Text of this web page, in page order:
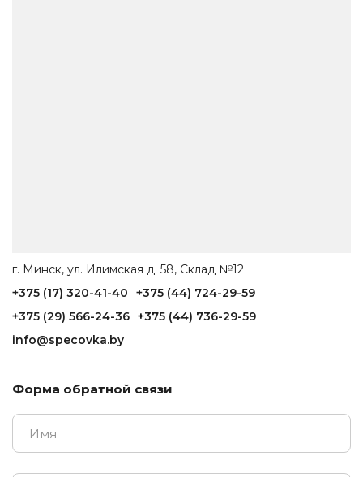
Форма обратной связи
г. Минск, ул. Илимская д. 58, Склад №12
+375 (17) 320-41-40
+375 (44) 724-29-59
+375 (29) 566-24-36 +375 (44) 736-29-59
info@specovka.by